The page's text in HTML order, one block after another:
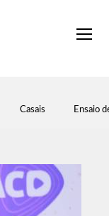
Casais Ensaio